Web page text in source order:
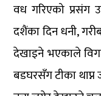
वध गरिएको प्रसंग
दशैंका दिन धनी,
देखाइने भएकाले
बडघरसँग टीका